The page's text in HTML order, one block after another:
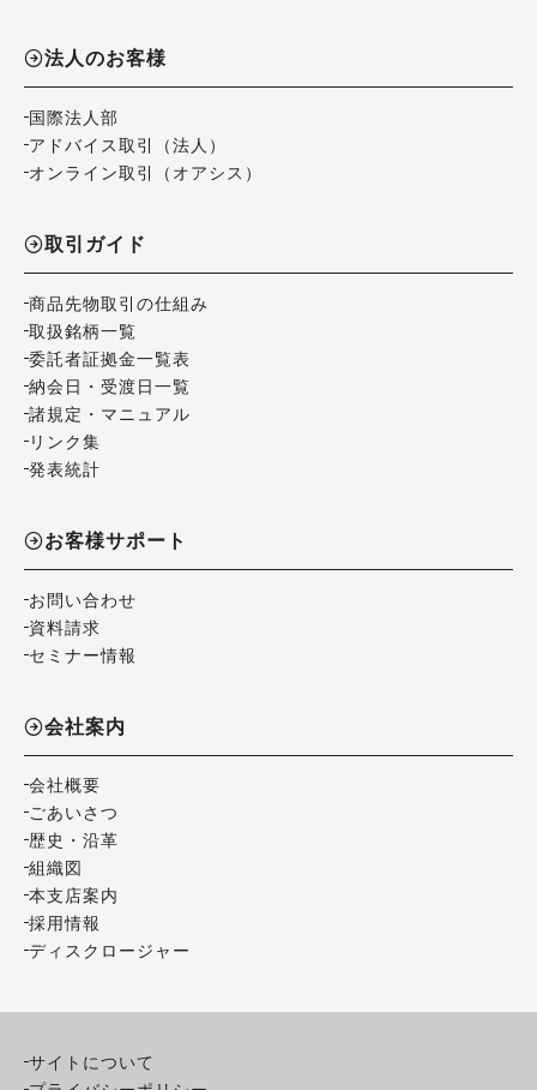
法人のお客様
国際法人部
アドバイス取引（法人）
オンライン取引（オアシス）
取引ガイド
商品先物取引の仕組み
取扱銘柄一覧
委託者証拠金一覧表
納会日・受渡日一覧
諸規定・マニュアル
リンク集
発表統計
お客様サポート
お問い合わせ
資料請求
セミナー情報
会社案内
会社概要
ごあいさつ
歴史・沿革
組織図
本支店案内
採用情報
ディスクロージャー
サイトについて